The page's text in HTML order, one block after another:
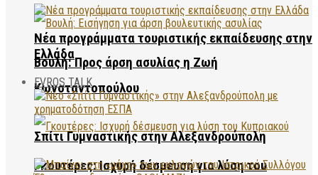
Βουλή: Προς άρση ασυλίας η Ζωή
Κωνσταντοπούλου
Γκουτέρες: Ισχυρή δέσμευση για λύση του
Νέα προγράμματα τουριστικής εκπαίδευσης στην
Ελλάδα
EVROS TALK
Σπίτι Γυμναστικής στην Αλεξανδρούπολη